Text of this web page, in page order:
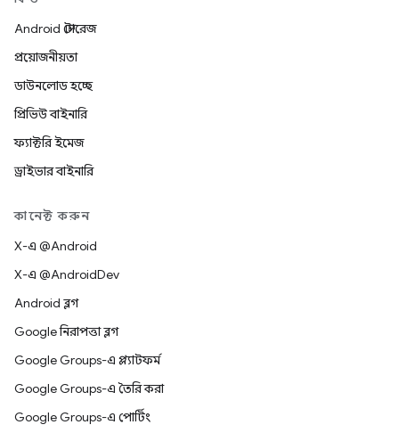
Android স্টোরেজ
প্রয়োজনীয়তা
ডাউনলোড হচ্ছে
প্রিভিউ বাইনারি
ফ্যাক্টরি ইমেজ
ড্রাইভার বাইনারি
কানেক্ট করুন
X-এ @Android
X-এ @AndroidDev
Android ব্লগ
Google নিরাপত্তা ব্লগ
Google Groups-এ প্ল্যাটফর্ম
Google Groups-এ তৈরি করা
Google Groups-এ পোর্টিং